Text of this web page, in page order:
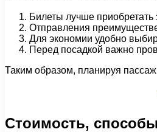
Билеты лучше приобретать
Отправления
Для экономии удобно
Перед посадкой важно
Таким образом, планируя
Стоимость,